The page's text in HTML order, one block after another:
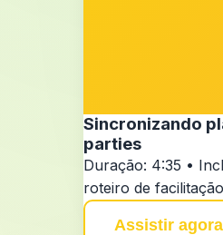
Sincronizando
parties
Duração: 4:35 •
roteiro de
Assistir agora